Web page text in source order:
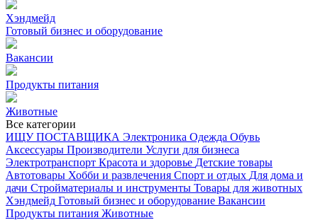
Хэндмейд
Готовый бизнес и оборудование
Вакансии
Продукты питания
Животные
Все категории
ИЩУ ПОСТАВЩИКА Электроника Одежда Обувь
Аксессуары Производители Услуги для бизнеса
Электротранспорт Красота и здоровье Детские товары
Автотовары Хобби и развлечения Спорт и отдых Для дома и
дачи Стройматериалы и инструменты Товары для животных
Хэндмейд Готовый бизнес и оборудование Вакансии
Продукты питания Животные